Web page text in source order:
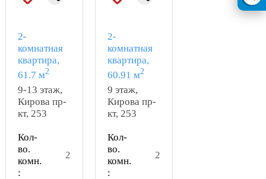
2-
комнатная
квартира,
61.7 м2
9-13 этаж,
Кирова пр-
кт, 253
Кол-
во.
комн.
:
2
2-
комнатная
квартира,
60.91 м2
9 этаж,
Кирова пр-
кт, 253
Кол-
во.
комн.
:
2